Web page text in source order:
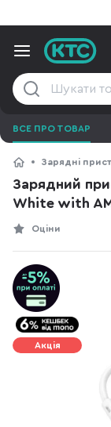
ВСЕ ПРО ТОВАР
Зарядні
Зарядний
White with
Оціни
Акція